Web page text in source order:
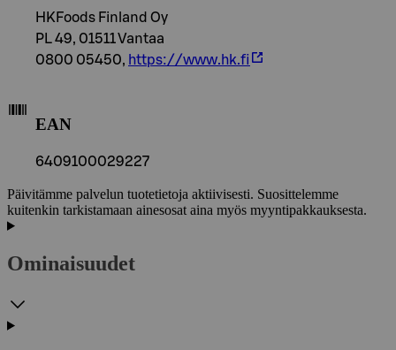
HKFoods Finland Oy
PL 49, 01511 Vantaa
0800 05450, https://www.hk.fi
EAN
6409100029227
Päivitämme palvelun tuotetietoja aktiivisesti. Suosittelemme
kuitenkin tarkistamaan ainesosat aina myös myyntipakkauksesta.
Ominaisuudet